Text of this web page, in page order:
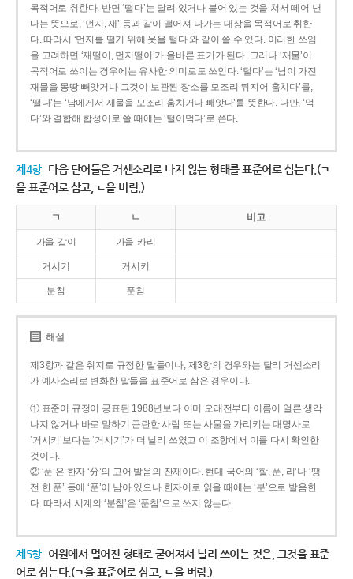
목적어로 취한다. 반면 ‘떨다’는 달려 있거나 붙어 있는 것을 쳐서 떼어 낸
다는 뜻으로, ‘먼지, 재’ 등과 같이 떨어져 나가는 대상을 목적어로 취한
다. 따라서 ‘먼지를 떨기 위해 옷을 털다’와 같이 쓸 수 있다. 이러한 쓰임
을 고려하면 ‘재떨이, 먼지떨이’가 올바른 표기가 된다. 그러나 ‘재물’이
목적어로 쓰이는 경우에는 유사한 의미로도 쓰인다. ‘털다’는 ‘남이 가진
재물을 몽땅 빼앗거나 그것이 보관된 장소를 모조리 뒤지어 훔치다’를,
‘떨다’는 ‘남에게서 재물을 모조리 훔치거나 빼앗다’를 뜻한다. 다만, ‘먹
다’와 결합해 합성어로 쓸 때에는 ‘털어먹다’로 쓴다.
제4항 다음 단어들은 거센소리로 나지 않는 형태를 표준어로 삼는다.(ㄱ
을 표준어로 삼고, ㄴ을 버림.)
ㄱ ㄴ 비고
가을-갈이 가을-카리
거시기 거시키
분침 푼침
해설
제3항과 같은 취지로 규정한 말들이나, 제3항의 경우와는 달리 거센소리
가 예사소리로 변화한 말들을 표준어로 삼은 경우이다.
① 표준어 규정이 공표된 1988년보다 이미 오래전부터 이름이 얼른 생각
나지 않거나 바로 말하기 곤란한 사람 또는 사물을 가리키는 대명사로
‘거시키’보다는 ‘거시기’가 더 널리 쓰였고 이 조항에서 이를 다시 확인한
것이다.
② ‘푼’은 한자 ‘分’의 고어 발음의 잔재이다. 현대 국어의 ‘할, 푼, 리’나 ‘땡
전 한 푼’ 등에 ‘푼’이 남아 있으나 한자어로 읽을 때에는 ‘분’으로 발음한
다. 따라서 시계의 ‘분침’은 ‘푼침’으로 쓰지 않는다.
제5항 어원에서 멀어진 형태로 굳어져서 널리 쓰이는 것은, 그것을 표준
어로 삼는다.(ㄱ을 표준어로 삼고, ㄴ을 버림.)